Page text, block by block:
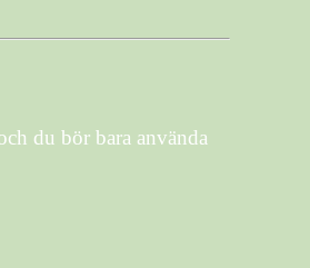
du bör bara använda